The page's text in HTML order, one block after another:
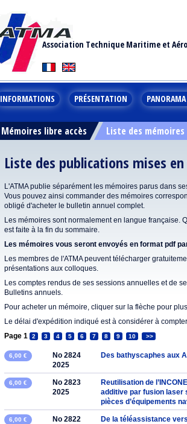
Association Technique Maritime et
INFORMATIONS PRÉSENTATION
Mémoires libre accès Liste des mémoires
Liste des publications mises
L'ATMA publie séparément les mémoires parus dans
Vous pouvez ainsi commander des mémoires
obligé d'acheter le bulletin annuel complet.
Les mémoires sont normalement en langue française.
est faite à la fin du sommaire.
Les mémoires vous seront envoyés en format pdf
Les membres de l'ATMA peuvent télécharger
présentations aux colloques.
Les comptes rendus de ses sessions annuelles et de
Bulletins annuels.
Pour acheter un mémoire, cliquer sur la flèche pour
Le délai d'expédition indiqué est à considérer à
Page 1
2 3 4 5 6 7 8 9 10 >>
6,00 €
No 2824
2025
Des bathyscaphes aux
6,00 €
No 2823
2025
Reutilisation de
additive par fusion laser
pièces d’équipements
6,00 €
No 2822
De la téléassistance